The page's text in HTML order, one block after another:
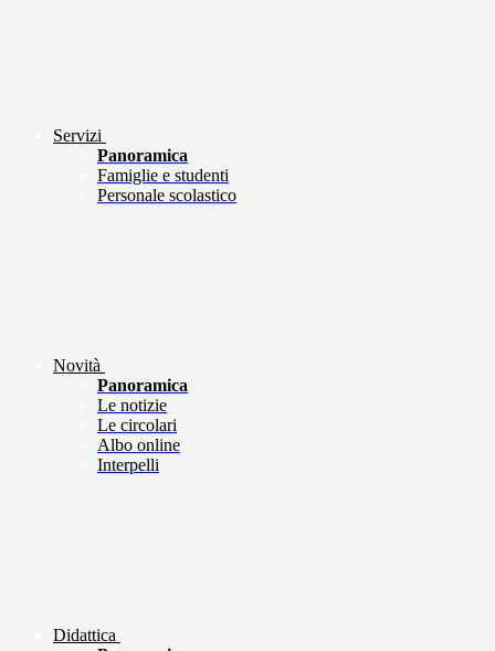
Servizi
Panoramica
Famiglie e studenti
Personale scolastico
Novità
Panoramica
Le notizie
Le circolari
Albo online
Interpelli
Didattica